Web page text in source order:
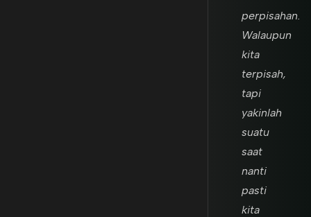
perpisahan.
Walaupun
kita
terpisah,
tapi
yakinlah
suatu
saat
nanti
pasti
kita